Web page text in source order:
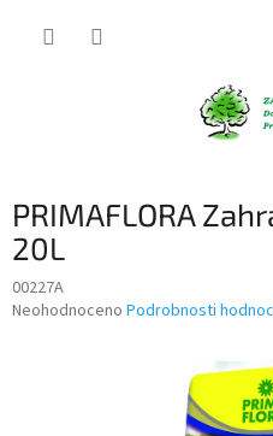
PRIMAFLORA
20L
00227A
Průměrné
Neohodnoceno Podrobnosti